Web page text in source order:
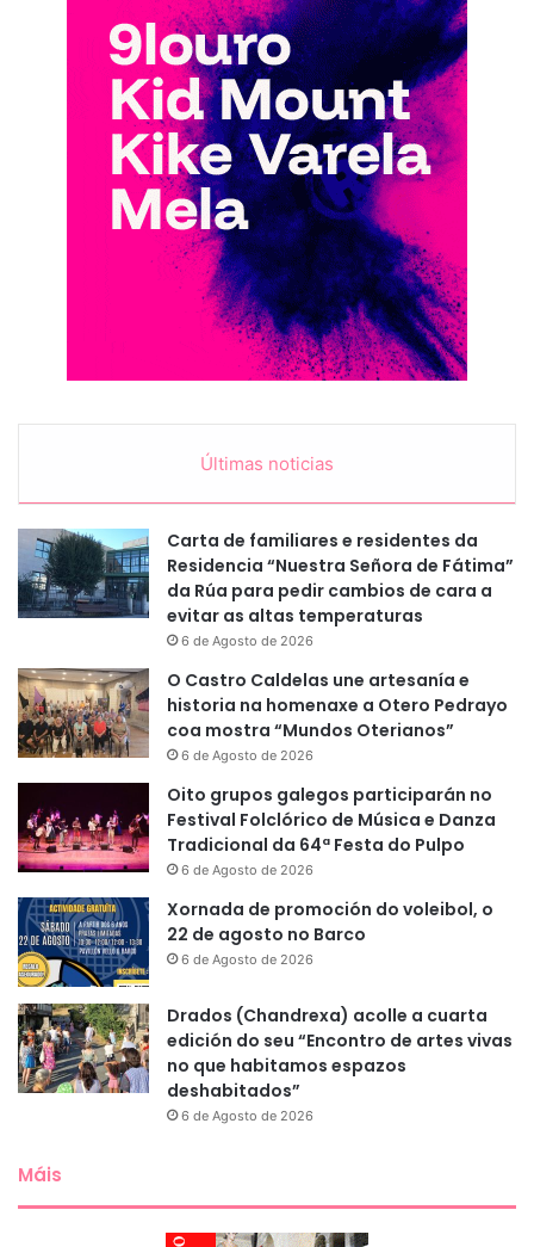
Últimas noticias
Carta de familiares e residentes da
Residencia “Nuestra Señora de Fátima”
da Rúa para pedir cambios de cara a
evitar as altas temperaturas
6 de Agosto de 2026
O Castro Caldelas une artesanía e
historia na homenaxe a Otero Pedrayo
coa mostra “Mundos Oterianos”
6 de Agosto de 2026
Oito grupos galegos participarán no
Festival Folclórico de Música e Danza
Tradicional da 64ª Festa do Pulpo
6 de Agosto de 2026
Xornada de promoción do voleibol, o
22 de agosto no Barco
6 de Agosto de 2026
Drados (Chandrexa) acolle a cuarta
edición do seu “Encontro de artes vivas
no que habitamos espazos
deshabitados”
6 de Agosto de 2026
Máis